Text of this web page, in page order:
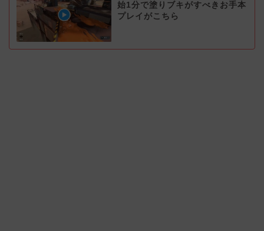
始1分で塗りブキがすべきお手本
プレイがこちら